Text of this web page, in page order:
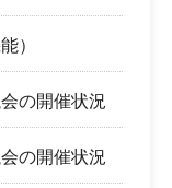
）
の開催状況
の開催状況